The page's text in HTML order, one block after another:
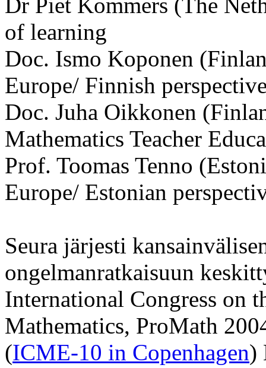
of learning
Doc. Ismo Koponen
Europe/ Finnish
Doc. Juha Oikkonen
Mathematics Teacher
Prof. Toomas Tenno
Europe/ Estonian
Seura järjesti
ongelmanratkaisuun
International Congress on
Mathematics, ProMath
(ICME-10 in Copenhagen)